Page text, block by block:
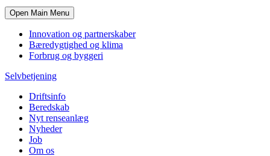
Open Main Menu
Innovation og partnerskaber
Bæredygtighed og klima
Forbrug og byggeri
Selvbetjening
Driftsinfo
Beredskab
Nyt renseanlæg
Nyheder
Job
Om os